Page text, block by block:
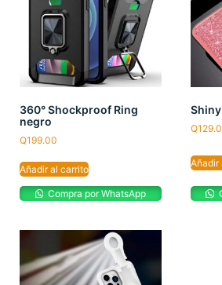
360° Shockproof Ring
negro
Q199.00
Añadir al carrito
Compra por WhatsApp
Q
Añadir